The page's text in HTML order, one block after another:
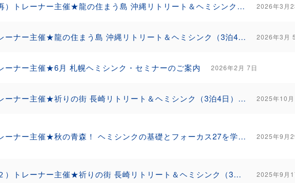
（再）トレーナー主催★龍の住まう島 沖縄リトリート＆ヘミシンク（3泊4日）のご案内 2026年3月
トレーナー主催★龍の住まう島 沖縄リトリート＆ヘミシンク（3泊4日）のご案内 2026年3月
ーナー主催★6月 札幌ヘミシンク・セミナーのご案内 2026年2月 7日
トレーナー主催★祈りの街 長崎リトリート＆ヘミシンク（3泊4日）3回目のご案内 2025年10月
トレーナー主催★秋の青森！ ヘミシンクの基礎とフォーカス27を学んでみませんか？ 2025年9月
（２）トレーナー主催★祈りの街 長崎リトリート＆ヘミシンク（3泊4日）再度のご案内 2025年9月